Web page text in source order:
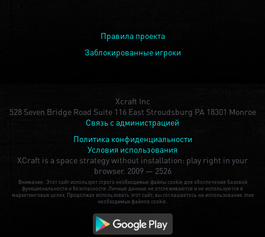
Правила проекта
Заблокированные игроки
Xcraft Inc
528 Seven Bridge Road Suite 116 East Stroudsburg PA 18301 Monroe
Связь с администрацией
Политика конфиденциальности
Условия использования
XCraft is a space strategy without installation: play right in your
browser. 2009 — 2526
Внимание: Этот сайт использует строго необходимые файлы cookie для обеспечения базовой
функциональности и безопасности. Личные данные не отслеживаются и не используются в
маркетинговых целях. Продолжая использовать этот сайт, вы соглашаетесь на использование этих
необходимых файлов cookie.